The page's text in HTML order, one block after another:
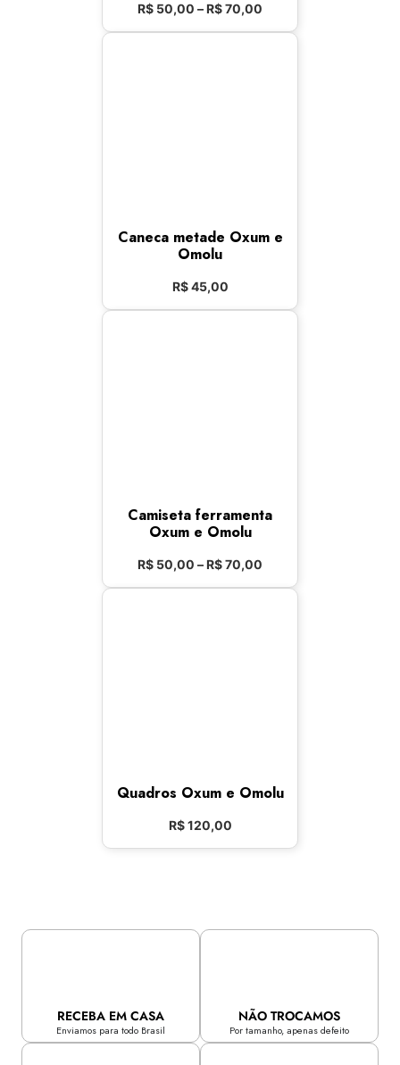
R$ 50,00 –R$70,00
Caneca metade Oxum e
Omolu
R$45,00
Camiseta ferramenta
Oxum e Omolu
R$ 50,00 –R$70,00
Quadros Oxum e Omolu
R$120,00
RECEBA EM CASA
Enviamos para todo Brasil
NÃO TROCAMOS
Por tamanho, apenas defeito